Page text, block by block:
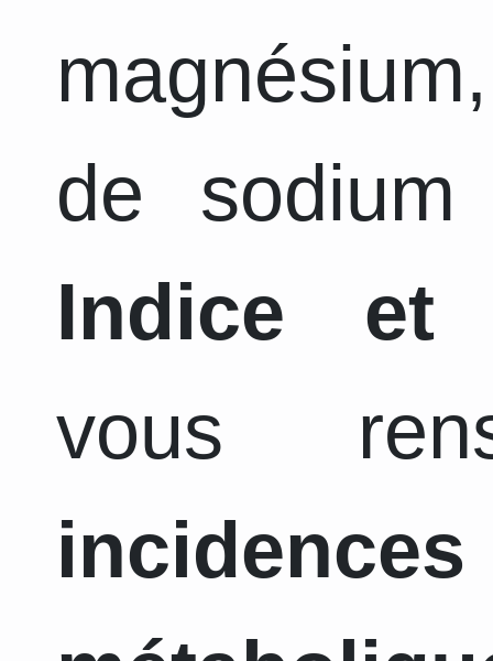
de
Indice et
vous